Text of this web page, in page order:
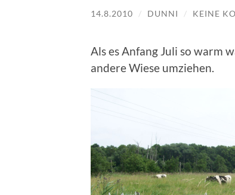
14.8.2010 / DUNNI / KEINE
Als es Anfang Juli so warm
andere Wiese umziehen.